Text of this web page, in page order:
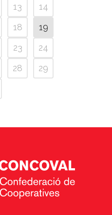
13
14
18
19
23
24
28
29